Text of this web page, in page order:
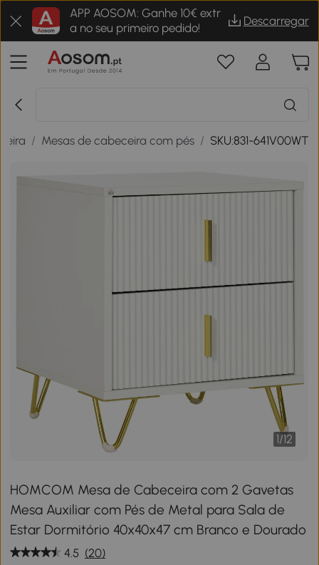
APP AOSOM: Ganhe 10€ extr
a no seu primeiro pedido!
Descarregar
/ Mesas de cabeceira com pés / SKU:831-641V00WT
1/12
HOMCOM Mesa de Cabeceira com 2 Gavetas
Mesa Auxiliar com Pés de Metal para Sala de
Estar Dormitório 40x40x47 cm Branco e Dourado
4.5 (20)